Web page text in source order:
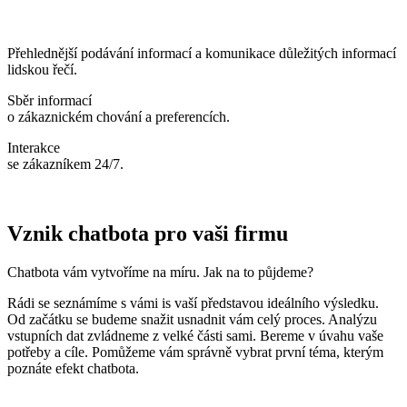
Přehlednější podávání informací a komunikace důležitých informací
lidskou řečí.
Sběr informací
o zákaznickém chování a preferencích.
Interakce
se zákazníkem 24/7.
Vznik chatbota pro vaši firmu
Chatbota vám vytvoříme na míru. Jak na to půjdeme?
Rádi se seznámíme s vámi is vaší představou ideálního výsledku.
Od začátku se budeme snažit usnadnit vám celý proces. Analýzu
vstupních dat zvládneme z velké části sami. Bereme v úvahu vaše
potřeby a cíle. Pomůžeme vám správně vybrat první téma, kterým
poznáte efekt chatbota.